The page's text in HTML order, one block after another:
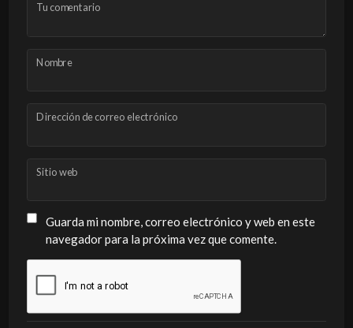
Tu comentario
Nombre
Dirección de correo electrónico
Sitio web
Guarda mi nombre, correo electrónico y web en este
navegador para la próxima vez que comente.